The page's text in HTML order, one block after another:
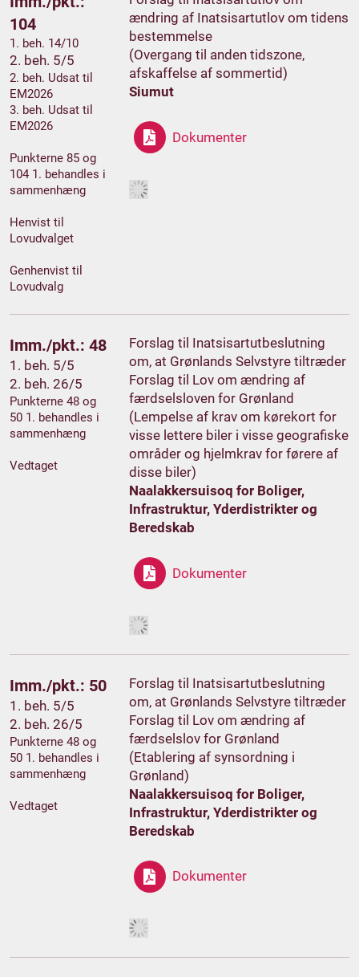
104
1. beh. 14/10
2. beh. 5/5
2. beh. Udsat til
EM2026
3. beh. Udsat til
EM2026
Punkterne 85 og
104 1. behandles i
sammenhæng
Henvist til
Lovudvalget
Genhenvist til
Lovudvalg
ændring af Inatsisartutlov om tidens
bestemmelse
(Overgang til anden tidszone,
afskaffelse af sommertid)
Siumut
Dokumenter
Imm./pkt.: 48
1. beh. 5/5
2. beh. 26/5
Punkterne 48 og
50 1. behandles i
sammenhæng
Vedtaget
Forslag til Inatsisartutbeslutning
om, at Grønlands Selvstyre tiltræder
Forslag til Lov om ændring af
færdselsloven for Grønland
(Lempelse af krav om kørekort for
visse lettere biler i visse geografiske
områder og hjelmkrav for førere af
disse biler)
Naalakkersuisoq for Boliger,
Infrastruktur, Yderdistrikter og
Beredskab
Dokumenter
Imm./pkt.: 50
1. beh. 5/5
2. beh. 26/5
Punkterne 48 og
50 1. behandles i
sammenhæng
Vedtaget
Forslag til Inatsisartutbeslutning
om, at Grønlands Selvstyre tiltræder
Forslag til Lov om ændring af
færdselslov for Grønland
(Etablering af synsordning i
Grønland)
Naalakkersuisoq for Boliger,
Infrastruktur, Yderdistrikter og
Beredskab
Dokumenter